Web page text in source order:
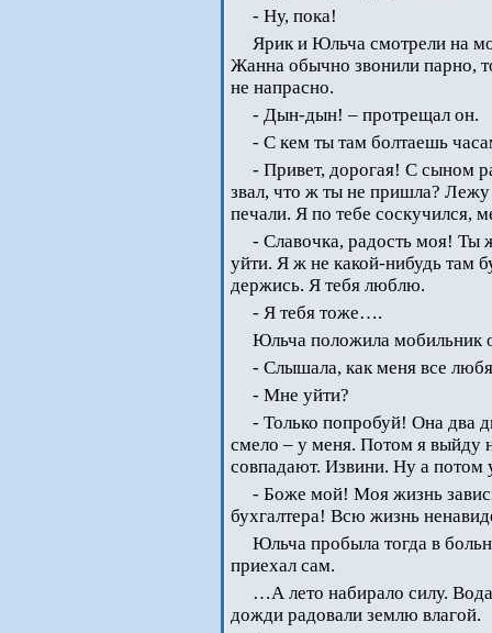
- Ну, пока!
Ярик и Юльча смотрели на
Жанна обычно звонили парно,
не напрасно.
- Дын-дын! – протрещал он.
- С кем ты там болтаешь
- Привет, дорогая! С сыном
звал, что ж ты не пришла?
печали. Я по тебе соскучился,
- Славочка, радость моя! Ты
уйти. Я ж не какой-нибудь там
держись. Я тебя люблю.
- Я тебя тоже….
Юльча положила мобильник
- Слышала, как меня все
- Мне уйти?
- Только попробуй! Она два
смело – у меня. Потом я выйду
совпадают. Извини. Ну а потом
- Боже мой! Моя жизнь
бухгалтера! Всю жизнь
Юльча пробыла тогда в
приехал сам.
…А лето набирало силу.
дожди радовали землю влагой.